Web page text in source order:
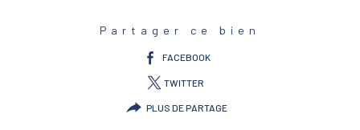
Partager ce bien
FACEBOOK
TWITTER
PLUS DE PARTAGE